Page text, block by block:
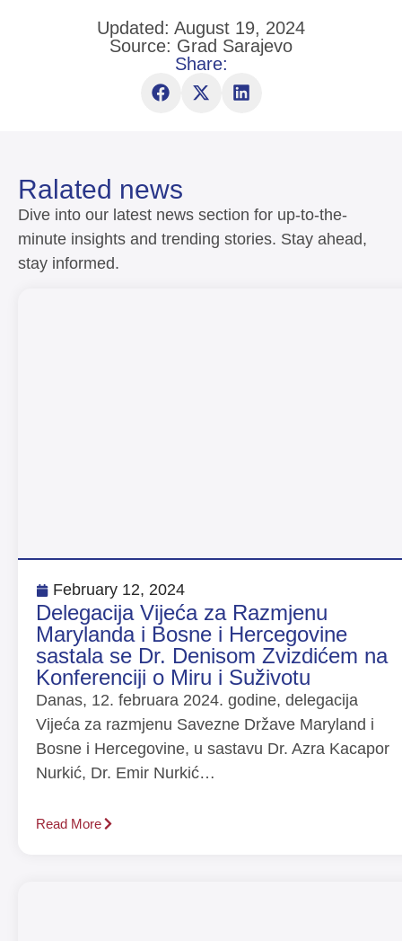
Updated: August 19, 2024
Source: Grad Sarajevo
Share:
Ralated news
Dive into our latest news section for up-to-the-
minute insights and trending stories. Stay ahead,
stay informed.
February 12, 2024
Delegacija Vijeća za Razmjenu
Marylanda i Bosne i Hercegovine
sastala se Dr. Denisom Zvizdićem na
Konferenciji o Miru i Suživotu
Danas, 12. februara 2024. godine, delegacija
Vijeća za razmjenu Savezne Države Maryland i
Bosne i Hercegovine, u sastavu Dr. Azra Kacapor
Nurkić, Dr. Emir Nurkić…
Read More